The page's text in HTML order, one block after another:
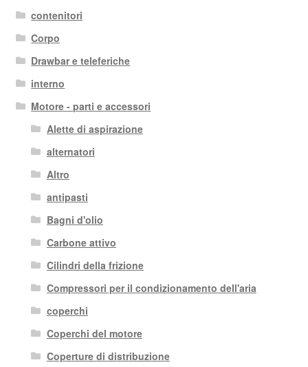
contenitori
Corpo
Drawbar e teleferiche
interno
Motore - parti e accessori
Alette di aspirazione
alternatori
Altro
antipasti
Bagni d'olio
Carbone attivo
Cilindri della frizione
Compressori per il condizionamento dell'aria
coperchi
Coperchi del motore
Coperture di distribuzione